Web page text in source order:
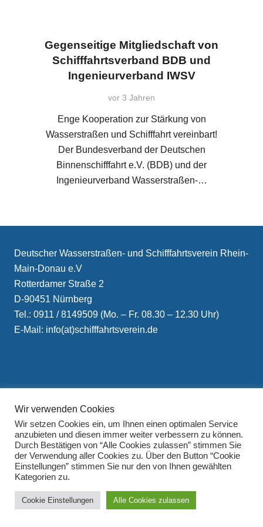
Gegenseitige Mitgliedschaft von
Schifffahrtsverband BDB und
Ingenieurverband IWSV
vor 3 Jahren
Enge Kooperation zur Stärkung von
Wasserstraßen und Schifffahrt vereinbart!
Der Bundesverband der Deutschen
Binnenschifffahrt e.V. (BDB) und der
Ingenieurverband Wasserstraßen-…
Deutscher Wasserstraßen- und Schifffahrtsverein Rhein-
Main-Donau e.V
Rotterdamer Straße 2
D-90451 Nürnberg
Tel.: 0911 / 8149509 (Mo. – Fr. 08.30 – 12.30 Uhr)
E-Mail: info(at)schifffahrtsverein.de
Impressum
Datenschutzerklärung
Wir verwenden Cookies
Wir setzen Cookies ein, um Ihnen einen optimalen Service
anzubieten und diesen immer weiter verbessern zu können.
Durch Bestätigen von “Alle Cookies zulassen” stimmen Sie
der Verwendung aller Cookies zu. Über den Button “Cookie
Einstellungen” stimmen Sie nur den von Ihnen gewählten
Kategorien zu.
Cookie Einstellungen Alle Cookies zulassen